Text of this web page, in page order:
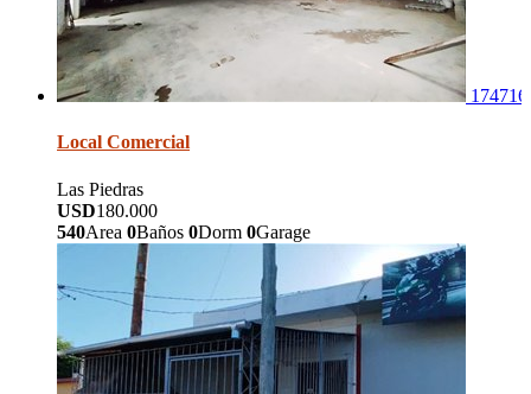
174716
Local Comercial
Las Piedras
USD180.000
540Area 0Baños 0Dorm 0Garage